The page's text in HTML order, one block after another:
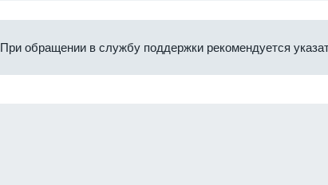
При обращении в службу поддержки рекомендуется